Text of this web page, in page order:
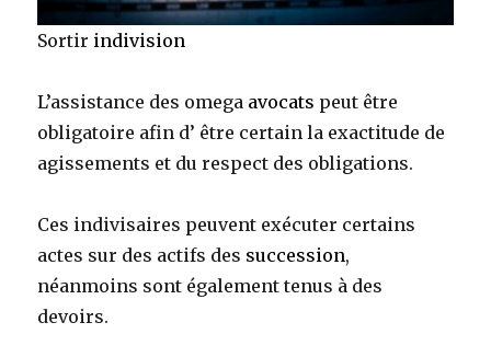
Sortir indivision
L’assistance des omega avocats peut être
obligatoire afin d’ être certain la exactitude de
agissements et du respect des obligations.
Ces indivisaires peuvent exécuter certains
actes sur des actifs des succession,
néanmoins sont également tenus à des
devoirs.